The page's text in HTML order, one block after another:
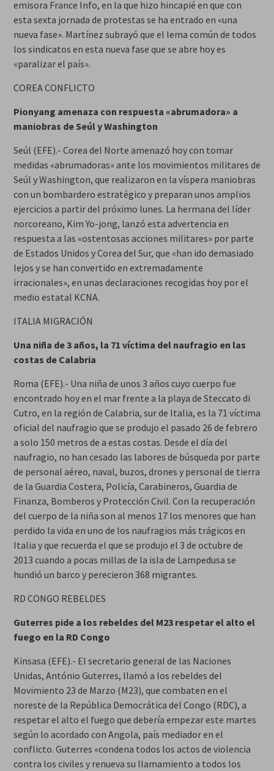
emisora France Info, en la que hizo hincapié en que con
esta sexta jornada de protestas se ha entrado en «una
nueva fase». Martínez subrayó que el lema común de todos
los sindicatos en esta nueva fase que se abre hoy es
«paralizar el país».
COREA CONFLICTO
Pionyang amenaza con respuesta «abrumadora» a
maniobras de Seúl y Washington
Seúl (EFE).- Corea del Norte amenazó hoy con tomar
medidas «abrumadoras» ante los movimientos militares de
Seúl y Washington, que realizaron en la víspera maniobras
con un bombardero estratégico y preparan unos amplios
ejercicios a partir del próximo lunes. La hermana del líder
norcoreano, Kim Yo-jong, lanzó esta advertencia en
respuesta a las «ostentosas acciones militares» por parte
de Estados Unidos y Corea del Sur, que «han ido demasiado
lejos y se han convertido en extremadamente
irracionales», en unas declaraciones recogidas hoy por el
medio estatal KCNA.
ITALIA MIGRACIÓN
Una niña de 3 años, la 71 víctima del naufragio en las
costas de Calabria
Roma (EFE).- Una niña de unos 3 años cuyo cuerpo fue
encontrado hoy en el mar frente a la playa de Steccato di
Cutro, en la región de Calabria, sur de Italia, es la 71 víctima
oficial del naufragio que se produjo el pasado 26 de febrero
a solo 150 metros de a estas costas. Desde el día del
naufragio, no han cesado las labores de búsqueda por parte
de personal aéreo, naval, buzos, drones y personal de tierra
de la Guardia Costera, Policía, Carabineros, Guardia de
Finanza, Bomberos y Protección Civil. Con la recuperación
del cuerpo de la niña son al menos 17 los menores que han
perdido la vida en uno de los naufragios más trágicos en
Italia y que recuerda el que se produjo el 3 de octubre de
2013 cuando a pocas millas de la isla de Lampedusa se
hundió un barco y perecieron 368 migrantes.
RD CONGO REBELDES
Guterres pide a los rebeldes del M23 respetar el alto el
fuego en la RD Congo
Kinsasa (EFE).- El secretario general de las Naciones
Unidas, António Guterres, llamó a los rebeldes del
Movimiento 23 de Marzo (M23), que combaten en el
noreste de la República Democrática del Congo (RDC), a
respetar el alto el fuego que debería empezar este martes
según lo acordado con Angola, país mediador en el
conflicto. Guterres «condena todos los actos de violencia
contra los civiles y renueva su llamamiento a todos los